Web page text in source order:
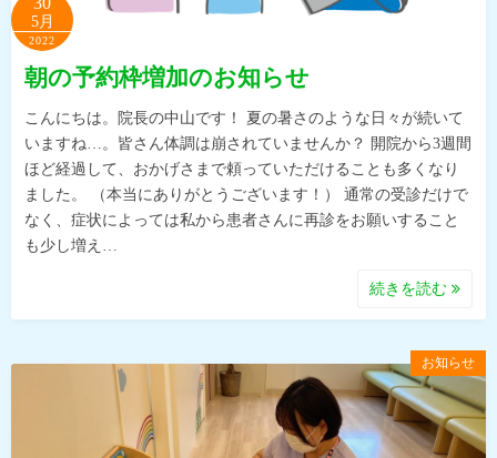
5月
2022
朝の予約枠増加のお知らせ
こんにちは。院長の中山です！ 夏の暑さのような日々が続いて
いますね…。皆さん体調は崩されていませんか？ 開院から3週間
ほど経過して、おかげさまで頼っていただけることも多くなり
ました。 （本当にありがとうございます！） 通常の受診だけで
なく、症状によっては私から患者さんに再診をお願いすること
も少し増え…
続きを読む
お知らせ